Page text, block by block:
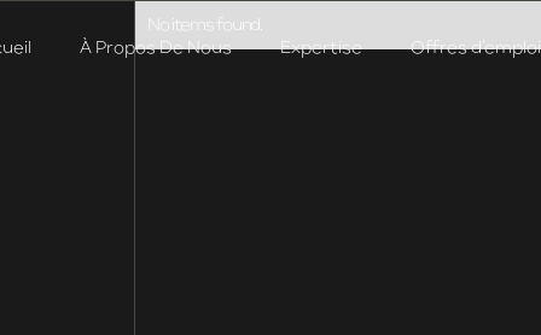
À Propos De Nous Expertise Offres d’emploi
No items found.